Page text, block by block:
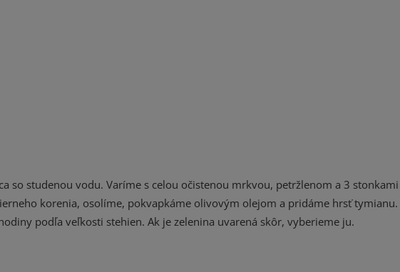
so studenou vodu. Varíme s celou očistenou mrkvou, petržlenom a 3
korenia, osolíme, pokvapkáme olivovým olejom a pridáme hrsť tymianu.
podľa veľkosti stehien. Ak je zelenina uvarená skôr, vyberieme ju.